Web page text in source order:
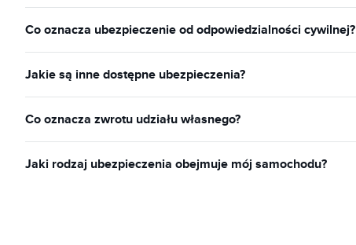
Co oznacza ubezpieczenie od odpowiedzialności cywilnej?
Jakie są inne dostępne ubezpieczenia?
Co oznacza zwrotu udziału własnego?
Jaki rodzaj ubezpieczenia obejmuje mój samochodu?